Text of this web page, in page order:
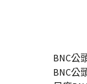
BNC公
BNC公